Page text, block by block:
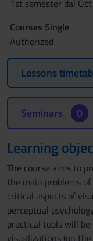
1st semester dal
Courses Single
Authorized
Lessons
Seminars 0
Learning
The course aims to
the main problems
critical aspects of
perceptual
practical tools will
visualizations (on